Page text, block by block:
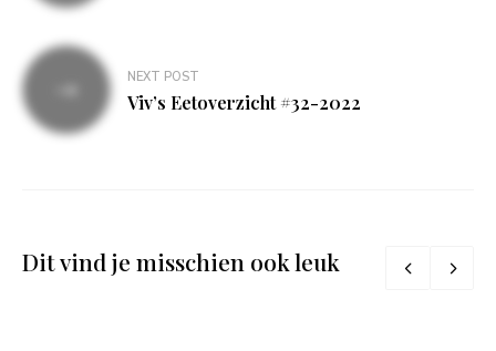
NEXT POST
Viv’s Eetoverzicht #32-2022
Dit vind je misschien ook leuk